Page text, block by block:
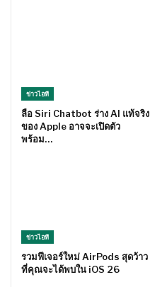
ข่าวไอที
ลือ Siri Chatbot ร่าง AI แท้จริง
ของ Apple อาจจะเปิดตัว
พร้อม…
ข่าวไอที
รวมฟีเจอร์ใหม่ AirPods สุดว้าว
ที่คุณจะได้พบใน iOS 26